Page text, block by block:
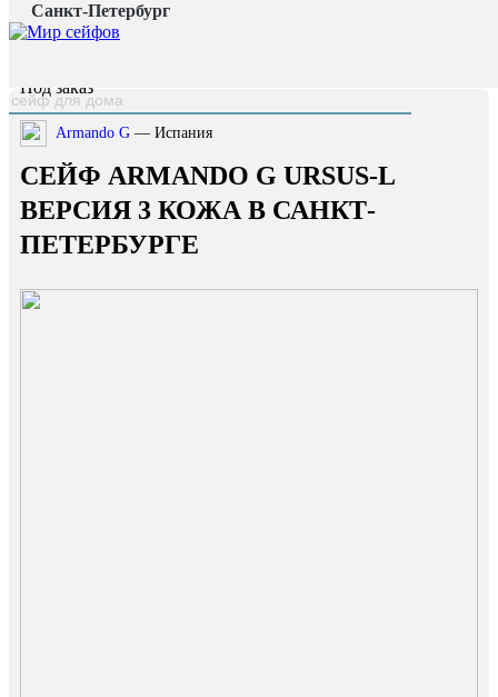
Санкт-Петербург
Главная страница /
Каталог /
Под заказ
Armando G — Испания
СЕЙФ ARMANDO G URSUS-L
ВЕРСИЯ 3 КОЖА В САНКТ-
ПЕТЕРБУРГЕ